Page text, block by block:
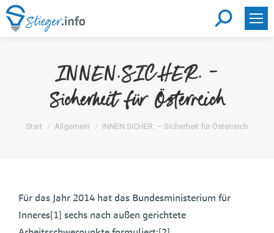
Search:
INNEN.SICHER. –
Sicherheit für Österreich
Sie befinden sich hier:
Start Allgemein INNEN.SICHER. – Sicherheit für Österreich
Für das Jahr 2014 hat das Bundesministerium für
Inneres[1] sechs nach außen gerichtete